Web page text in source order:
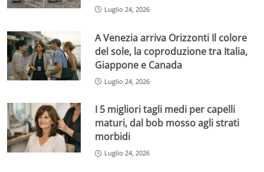
Luglio 24, 2026
A Venezia arriva Orizzonti Il colore
del sole, la coproduzione tra Italia,
Giappone e Canada
Luglio 24, 2026
I 5 migliori tagli medi per capelli
maturi, dal bob mosso agli strati
morbidi
Luglio 24, 2026